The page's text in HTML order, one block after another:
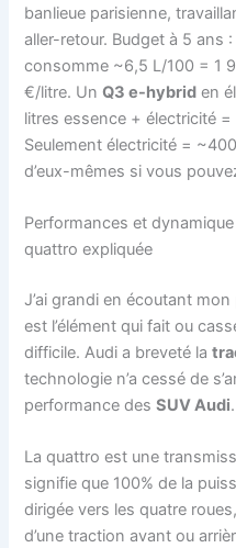
banlieue parisienne,
aller-retour. Budget à 5 ans
consomme ~6,5 L/100 = 1
€/litre. UnQ3 e-hybrid en
litres essence + électricité =
Seulement électricité =
d’eux-mêmes si vous
Performances et
quattro expliquée
J’ai grandi en écoutant
est l’élément qui fait ou
difficile. Audi a breveté la
technologie n’a cessé de
performance desSUV Audi.
La quattro est une
signifie que 100% de la
dirigée vers les quatre
d’une traction avant ou